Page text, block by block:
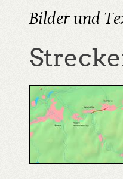
Bilder und